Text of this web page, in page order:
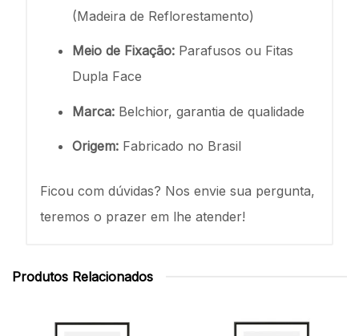
(Madeira de Reflorestamento)
Meio de Fixação: Parafusos ou Fitas
Dupla Face
Marca: Belchior, garantia de qualidade
Origem: Fabricado no Brasil
Ficou com dúvidas? Nos envie sua pergunta,
teremos o prazer em lhe atender!
Produtos Relacionados